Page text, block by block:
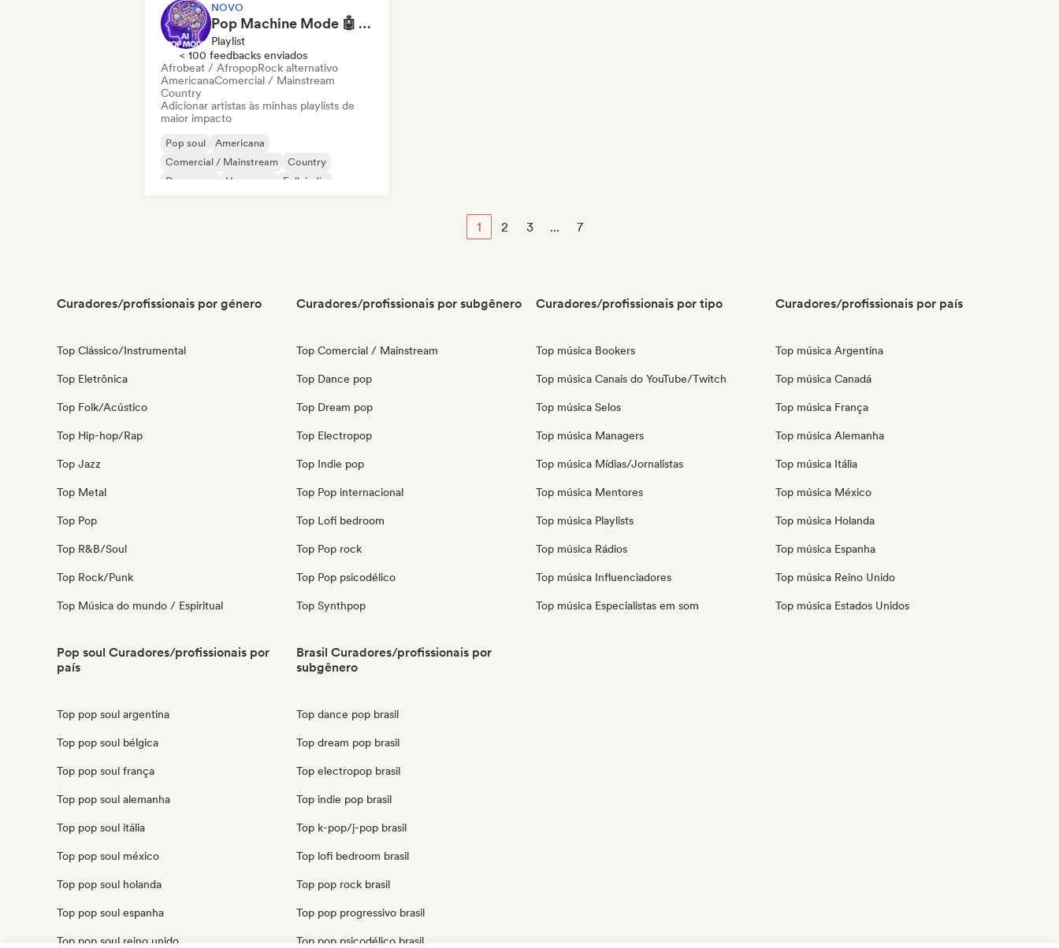
NOVO
Pop Machine Mode 🤖 AI Music, Indie Pop & Dream Pop
Playlist
< 100 feedbacks enviados
Afrobeat / AfropopRock alternativo
AmericanaComercial / Mainstream
Country
Adicionar artistas às minhas playlists de
maior impacto
Pop soul
Americana
Comercial / Mainstream
Country
Dance pop
Hyperpop
Folk indie
1 2 3 ... 7
Curadores/profissionais por género
Top Clássico/Instrumental
Top Eletrônica
Top Folk/Acústico
Top Hip-hop/Rap
Top Jazz
Top Metal
Top Pop
Top R&B/Soul
Top Rock/Punk
Top Música do mundo / Espiritual
Curadores/profissionais por subgênero
Top Comercial / Mainstream
Top Dance pop
Top Dream pop
Top Electropop
Top Indie pop
Top Pop internacional
Top Lofi bedroom
Top Pop rock
Top Pop psicodélico
Top Synthpop
Curadores/profissionais por tipo
Top música Bookers
Top música Canais do YouTube/Twitch
Top música Selos
Top música Managers
Top música Mídias/Jornalistas
Top música Mentores
Top música Playlists
Top música Rádios
Top música Influenciadores
Top música Especialistas em som
Curadores/profissionais por país
Top música Argentina
Top música Canadá
Top música França
Top música Alemanha
Top música Itália
Top música México
Top música Holanda
Top música Espanha
Top música Reino Unido
Top música Estados Unidos
Pop soul Curadores/profissionais por
país
Top pop soul argentina
Top pop soul bélgica
Top pop soul frança
Top pop soul alemanha
Top pop soul itália
Top pop soul méxico
Top pop soul holanda
Top pop soul espanha
Top pop soul reino unido
Brasil Curadores/profissionais por
subgênero
Top dance pop brasil
Top dream pop brasil
Top electropop brasil
Top indie pop brasil
Top k-pop/j-pop brasil
Top lofi bedroom brasil
Top pop rock brasil
Top pop progressivo brasil
Top pop psicodélico brasil